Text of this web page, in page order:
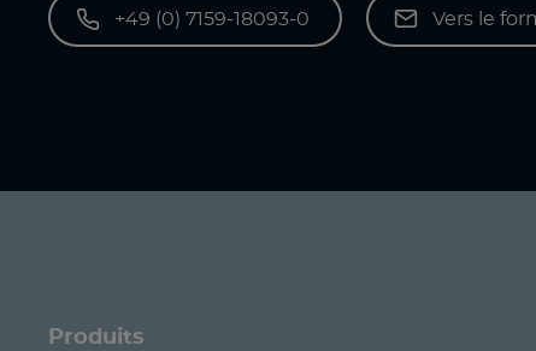
+49 (0) 7159-18093-0 Vers le
Produits